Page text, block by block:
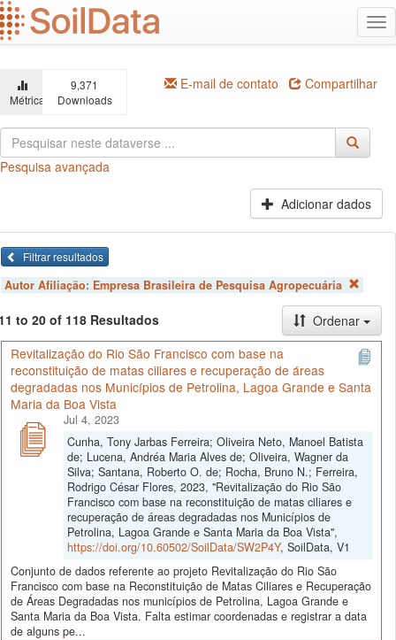
Ir
para
o
principal
Métricas
9,371
Downloads
E-mail de contato Compartilhar
Pesquisa avançada
Adicionar dados
Filtrar resultados
Autor Afiliação: Empresa Brasileira de Pesquisa Agropecuária
to 20 of 118 Resultados
Ordenar
Revitalização do Rio São Francisco com base na
reconstituição de matas ciliares e recuperação de áreas
degradadas nos Municípios de Petrolina, Lagoa Grande e Santa
Maria da Boa Vista
Jul 4, 2023
Cunha, Tony Jarbas Ferreira; Oliveira Neto, Manoel Batista
de; Lucena, Andréa Maria Alves de; Oliveira, Wagner da
Silva; Santana, Roberto O. de; Rocha, Bruno N.; Ferreira,
Rodrigo César Flores, 2023, "Revitalização do Rio São
Francisco com base na reconstituição de matas ciliares e
recuperação de áreas degradadas nos Municípios de
Petrolina, Lagoa Grande e Santa Maria da Boa Vista",
https://doi.org/10.60502/SoilData/SW2P4Y, SoilData, V1
Conjunto de dados referente ao projeto Revitalização do Rio São
Francisco com base na Reconstituição de Matas Ciliares e Recuperação
de Áreas Degradadas nos municípios de Petrolina, Lagoa Grande e
Santa Maria da Boa Vista. Falta estimar coordenadas e registrar a data
de alguns pe...